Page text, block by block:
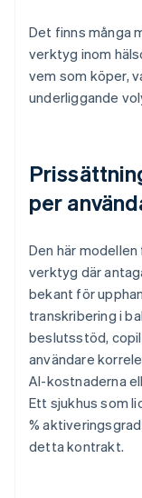
Det finns många
verktyg inom
vem som köper,
underliggande
per
Den här
verktyg där
bekant för
transkribering i
beslutsstöd,
användare
AI-kostnaderna
Ett sjukhus som
%
detta kontrakt.